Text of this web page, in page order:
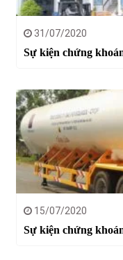
31/07/2020
Sự kiện chứng
15/07/2020
Sự kiện chứng